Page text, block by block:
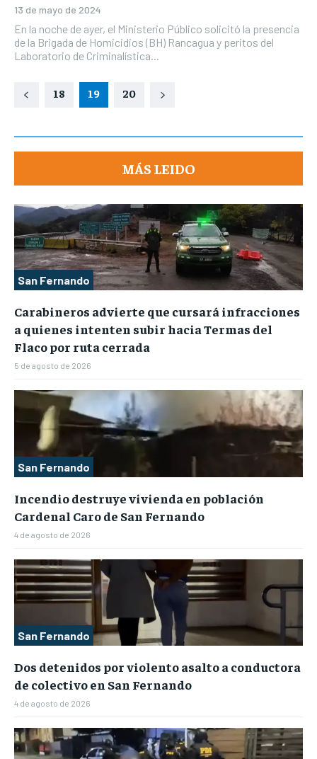
13 de mayo de 2024
En la noche de ayer, el Ministerio Público solicitó la presencia
de la Brigada de Homicidios (BH) Rancagua y peritos del
Laboratorio de Criminalística...
18 19 20
MÁS LEIDO
San Fernando
Carabineros advierte que cursará infracciones
a quienes intenten subir hacia Termas del
Flaco por ruta cerrada
5 de agosto de 2026
San Fernando
Incendio destruye vivienda en población
Cardenal Caro de San Fernando
4 de agosto de 2026
San Fernando
Dos detenidos por violento asalto a conductora
de colectivo en San Fernando
4 de agosto de 2026